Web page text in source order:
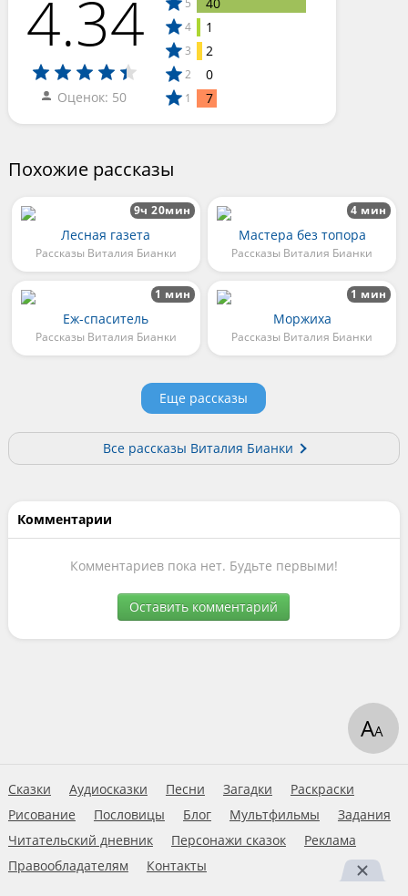
4.34
Оценок: 50
5
4 1
3 2
2 0
1 7
Похожие рассказы
Лесная газета
Рассказы Виталия Бианки
9ч 20мин
Мастера без топора
Рассказы Виталия Бианки
4 мин
Еж-спаситель
Рассказы Виталия Бианки
1 мин
Моржиха
Рассказы Виталия Бианки
1 мин
Еще рассказы
Все рассказы Виталия Бианки
Комментарии
Комментариев пока нет. Будьте первыми!
Оставить комментарий
Сказки Аудиосказки Песни Загадки
Раскраски
Рисование
Пословицы Блог Мультфильмы
Задания
Читательский дневник
Персонажи сказок
Реклама
Правообладателям
Контакты
АА